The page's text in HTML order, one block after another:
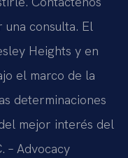
una consulta. El
Heights y en
el marco de la
determinaciones
mejor interés del
– Advocacy